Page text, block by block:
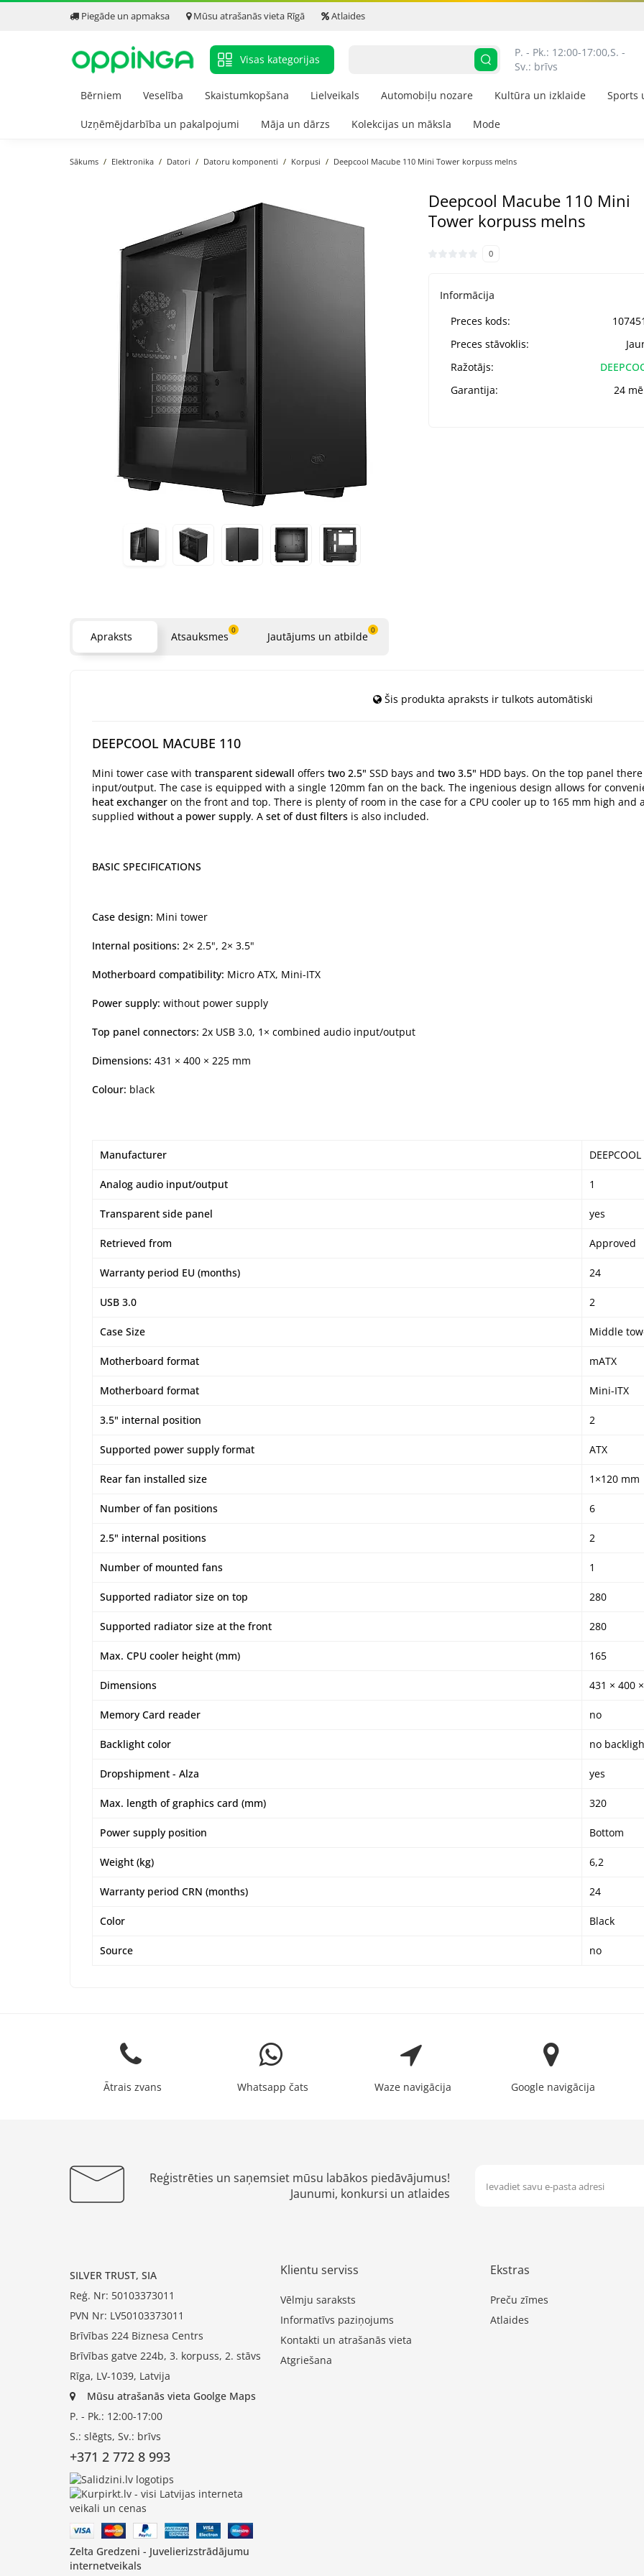
Piegāde un apmaksa Mūsu atrašanās vieta Rīgā Atlaides
Visas kategorijas
P. - Pk.: 12:00-17:00,S. -
Sv.: brīvs
Bērniem Veselība Skaistumkopšana Lielveikals Automobiļu nozare Kultūra un izklaide Sports
Uzņēmējdarbība un pakalpojumi Māja un dārzs Kolekcijas un māksla Mode
Sākums Elektronika Datori Datoru komponenti Korpusi Deepcool Macube 110 Mini Tower korpuss melns
Deepcool Macube 110 Mini
Tower korpuss melns
0
Informācija
Preces kods:
Preces stāvoklis:
Ražotājs:
Garantija:
24
Apraksts Atsauksmes 0 Jautājums un atbilde 0
Šis produkta apraksts ir tulkots automātiski
DEEPCOOL MACUBE 110
Mini tower case with transparent sidewall offers two 2.5" SSD bays and two 3.5" HDD bays. On the top panel
input/output. The case is equipped with a single 120mm fan on the back. The ingenious design allows for
heat exchanger on the front and top. There is plenty of room in the case for a CPU cooler up to 165 mm high and
supplied without a power supply. A set of dust filters is also included.
BASIC SPECIFICATIONS
Case design: Mini tower
Internal positions: 2× 2.5", 2× 3.5"
Motherboard compatibility: Micro ATX, Mini-ITX
Power supply: without power supply
Top panel connectors: 2x USB 3.0, 1× combined audio input/output
Dimensions: 431 × 400 × 225 mm
Colour: black
Manufacturer DEEPCOOL
Analog audio input/output 1
Transparent side panel yes
Retrieved from Approved
Warranty period EU (months) 24
USB 3.0 2
Case Size Middle
Motherboard format mATX
Motherboard format Mini-ITX
3.5" internal position 2
Supported power supply format ATX
Rear fan installed size 1×120 mm
Number of fan positions 6
2.5" internal positions 2
Number of mounted fans 1
Supported radiator size on top 280
Supported radiator size at the front 280
Max. CPU cooler height (mm) 165
Dimensions 431 × 400
Memory Card reader no
Backlight color no
Dropshipment - Alza yes
Max. length of graphics card (mm) 320
Power supply position Bottom
Weight (kg) 6,2
Warranty period CRN (months) 24
Color Black
Source no
Ātrais zvans Whatsapp čats Waze navigācija Google navigācija
Reģistrēties un saņemsiet mūsu labākos piedāvājumus!
Jaunumi, konkursi un atlaides
SILVER TRUST, SIA
Reģ. Nr: 50103373011
PVN Nr: LV50103373011
Brīvības 224 Biznesa Centrs
Brīvības gatve 224b, 3. korpuss, 2. stāvs
Rīga, LV-1039, Latvija
Mūsu atrašanās vieta Goolge Maps
P. - Pk.: 12:00-17:00
S.: slēgts, Sv.: brīvs
+371 2 772 8 993
Zelta Gredzeni - Juvelierizstrādājumu
internetveikals
Klientu serviss
Vēlmju saraksts
Informatīvs paziņojums
Kontakti un atrašanās vieta
Atgriešana
Ekstras
Preču zīmes
Atlaides